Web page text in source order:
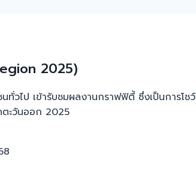
2025)
ทั่วไป เข้ารับชมผลงานกราฟฟิตี้ ซึ่งเป็นการโชว์
ตะวันออก 2025